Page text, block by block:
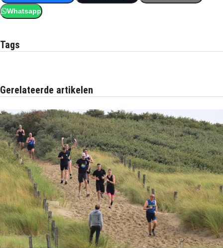
Whatsapp
Tags
Gerelateerde artikelen